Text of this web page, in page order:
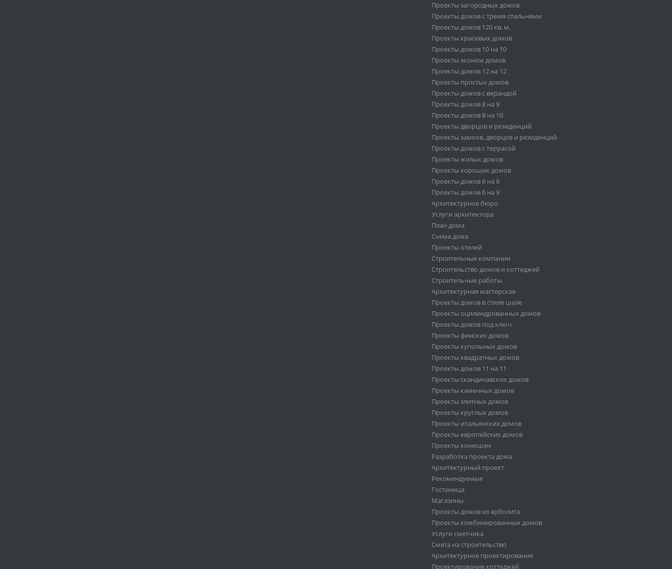
Проекты загородных домов
Проекты домов с тремя спальнями
Проекты домов 120 кв. м.
Проекты красивых домов
Проекты домов 10 на 10
Проекты эконом домов
Проекты домов 12 на 12
Проекты простых домов
Проекты домов с верандой
Проекты домов 8 на 9
Проекты домов 8 на 10
Проекты дворцов и резиденций
Проекты замков, дворцов и резиденций
Проекты домов с террасой
Проекты жилых домов
Проекты хороших домов
Проекты домов 6 на 8
Проекты домов 6 на 9
Архитектурное бюро
Услуги архитектора
План дома
Схема дома
Проекты отелей
Строительные компании
Строительство домов и коттеджей
Строительные работы
Архитектурная мастерская
Проекты домов в стиле шале
Проекты оцилиндрованных домов
Проекты домов под ключ
Проекты финских домов
Проекты купольных домов
Проекты квадратных домов
Проекты домов 11 на 11
Проекты скандинавских домов
Проекты каменных домов
Проекты элитных домов
Проекты круглых домов
Проекты итальянских домов
Проекты европейских домов
Проекты конюшен
Разработка проекта дома
Архитектурный проект
Рекомендуемые
Гостиница
Магазины
Проекты домов из арболита
Проекты комбинированных домов
Услуги сметчика
Смета на строительство
Архитектурное проектирование
Проектирование коттеджей